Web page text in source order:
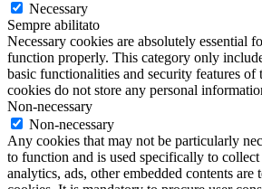
Necessary
Sempre abilitato
Necessary cookies are absolutely essential
function properly. This category only
basic functionalities and security features of
cookies do not store any personal
Non-necessary
Non-necessary
Any cookies that may not be particularly
to function and is used specifically to collect
analytics, ads, other embedded contents are